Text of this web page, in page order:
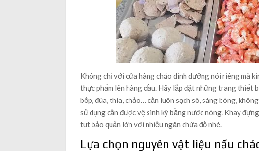
Không chỉ với cửa hàng cháo dinh dưỡng nói riêng mà
thực phẩm lên hàng đầu. Hãy lắp đặt những trang thiết
bếp, đũa, thìa, chảo… cần luôn sạch sẽ, sáng bóng,
sử dụng cần được vệ sinh kỹ bằng nước nóng. Khay
tut bảo quản lớn với nhiều ngăn chứa đồ nhé.
Lựa chọn nguyên vật liệu nấu